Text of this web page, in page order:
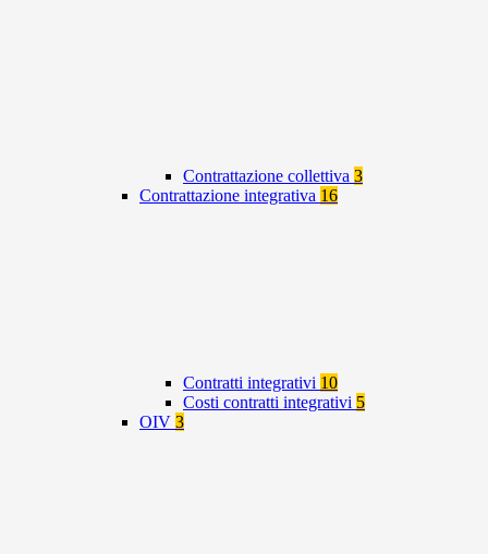
Contrattazione collettiva 3
Contrattazione integrativa 16
Contratti integrativi 10
Costi contratti integrativi 5
OIV 3